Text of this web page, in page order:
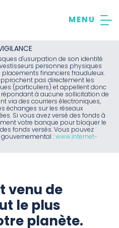
d'usurpation de son identité
personnes physiques
financiers frauduleux.
pas directement les
(particuliers) et appellent donc
à aucune sollicitation de
via des courriers électroniques,
échanges sur les réseaux
Si vous avez versé des fonds à
votre banque pour bloquer le
fonds versés. Vous pouvez
: www.internet-
venu de
le plus
planète.